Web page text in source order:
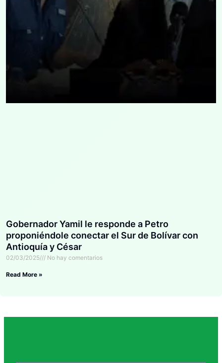
Gobernador Yamil le responde a Petro
proponiéndole conectar el Sur de Bolívar con
Antioquía y César
02/03/2025 No hay comentarios
Read More »